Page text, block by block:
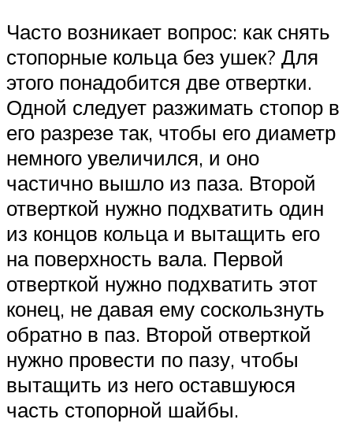
Часто возникает вопрос: как снять
стопорные кольца без ушек? Для
этого понадобится две отвертки.
Одной следует разжимать стопор в
его разрезе так, чтобы его диаметр
немного увеличился, и оно
частично вышло из паза. Второй
отверткой нужно подхватить один
из концов кольца и вытащить его
на поверхность вала. Первой
отверткой нужно подхватить этот
конец, не давая ему соскользнуть
обратно в паз. Второй отверткой
нужно провести по пазу, чтобы
вытащить из него оставшуюся
часть стопорной шайбы.